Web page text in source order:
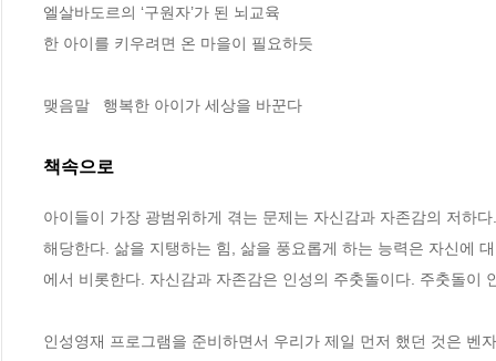
엘살바도르의 ‘구원자’가 된 뇌교육
한 아이를 키우려면 온 마을이 필요하듯
맺음말   행복한 아이가 세상을 바꾼다
책속으로
아이들이 가장 광범위하게 겪는 문제는 자신감과 자존감의 저하
해당한다. 삶을 지탱하는 힘, 삶을 풍요롭게 하는 능력은 자신에
에서 비롯한다. 자신감과 자존감은 인성의 주춧돌이다. 주춧돌
인성영재 프로그램을 준비하면서 우리가 제일 먼저 했던 것은 벤